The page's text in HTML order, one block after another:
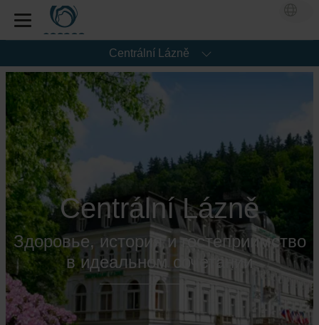
Centrální Lázně
Centrální Lázně
Здоровье, история и гостеприимство
в идеальном сочетании